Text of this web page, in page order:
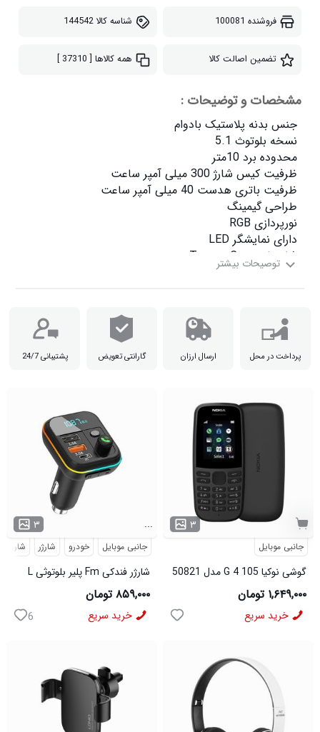
فروشنده 100081 شناسه کالا144542
تضمین اصالت کالا همه کالاها [ 37310 ]
مشخصات و توضیحات :
پرداخت در محل ارسال ارزان گارانتی تعویض پشتیبانی 24/7
۳ ...
جانبی موبایل خودرو شارژر شارژر
شارژر فندکی Fm پلیر بلوتوثی L
05 مدل 50820
۸۵۹,۰۰۰ تومان
خرید سریع 6
۳
جانبی موبایل
گوشی نوکیا 105 4 G مدل 50821
۱,۶۴۹,۰۰۰ تومان
خرید سریع